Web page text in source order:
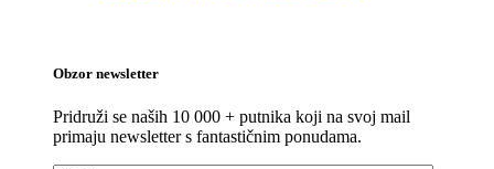
Obzor newsletter
Pridruži se naših 10 000 + putnika koji na svoj mail
primaju newsletter s fantastičnim ponudama.